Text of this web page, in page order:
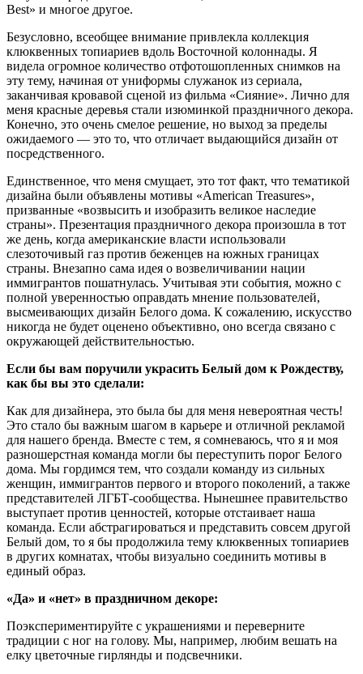
Best» и многое другое.
Безусловно, всеобщее внимание привлекла коллекция
клюквенных топиариев вдоль Восточной колоннады. Я
видела огромное количество отфотошопленных снимков на
эту тему, начиная от униформы служанок из сериала,
заканчивая кровавой сценой из фильма «Сияние». Лично для
меня красные деревья стали изюминкой праздничного декора.
Конечно, это очень смелое решение, но выход за пределы
ожидаемого — это то, что отличает выдающийся дизайн от
посредственного.
Единственное, что меня смущает, это тот факт, что тематикой
дизайна были объявлены мотивы «American Treasures»,
призванные «возвысить и изобразить великое наследие
страны». Презентация праздничного декора произошла в тот
же день, когда американские власти использовали
слезоточивый газ против беженцев на южных границах
страны. Внезапно сама идея о возвеличивании нации
иммигрантов пошатнулась. Учитывая эти события, можно с
полной уверенностью оправдать мнение пользователей,
высмеивающих дизайн Белого дома. К сожалению, искусство
никогда не будет оценено объективно, оно всегда связано с
окружающей действительностью.
Если бы вам поручили украсить Белый дом к Рождеству,
как бы вы это сделали:
Как для дизайнера, это была бы для меня невероятная честь!
Это стало бы важным шагом в карьере и отличной рекламой
для нашего бренда. Вместе с тем, я сомневаюсь, что я и моя
разношерстная команда могли бы переступить порог Белого
дома. Мы гордимся тем, что создали команду из сильных
женщин, иммигрантов первого и второго поколений, а также
представителей ЛГБТ-сообщества. Нынешнее правительство
выступает против ценностей, которые отстаивает наша
команда. Если абстрагироваться и представить совсем другой
Белый дом, то я бы продолжила тему клюквенных топиариев
в других комнатах, чтобы визуально соединить мотивы в
единый образ.
«Да» и «нет» в праздничном декоре:
Поэкспериментируйте с украшениями и переверните
традиции с ног на голову. Мы, например, любим вешать на
елку цветочные гирлянды и подсвечники.